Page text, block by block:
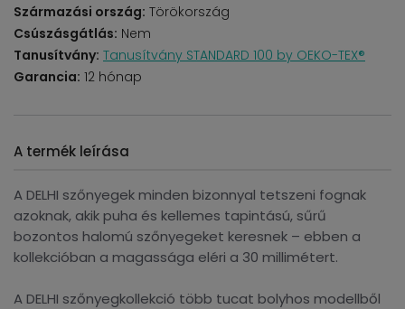
Származási ország: Törökország
Csúszásgátlás: Nem
Tanusítvány: Tanusítvány STANDARD 100 by OEKO-TEX®
Garancia: 12 hónap
A termék leírása
A DELHI szőnyegek minden bizonnyal tetszeni fognak
azoknak, akik puha és kellemes tapintású, sűrű
bozontos halomú szőnyegeket keresnek – ebben a
kollekcióban a magassága eléri a 30 millimétert.
A DELHI szőnyegkollekció több tucat bolyhos modellből